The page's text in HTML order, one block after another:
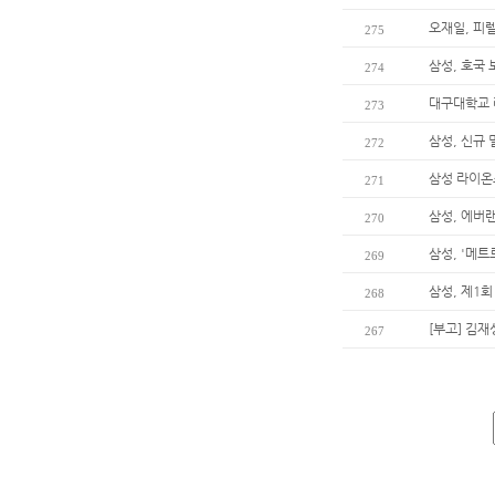
275 오재일, 피
274 삼성, 호국
273 대구대학교
272 삼성, 신규
271 삼성 라이
270 삼성, 에버
269 삼성, '메트
268 삼성, 제1회
267 [부고] 김재